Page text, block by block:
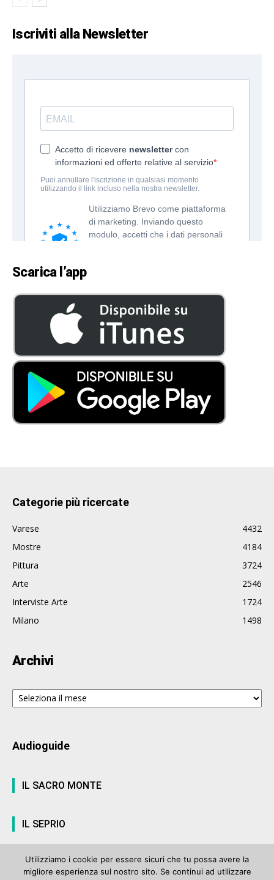
Iscriviti alla Newsletter
Scarica l’app
Categorie più ricercate
Varese
4432
Mostre
4184
Pittura
3724
Arte
2546
Interviste Arte
1724
Milano
1498
Archivi
Archivi
Audioguide
IL SACRO MONTE
IL SEPRIO
Utilizziamo i cookie per essere sicuri che tu possa avere la
migliore esperienza sul nostro sito. Se continui ad utilizzare